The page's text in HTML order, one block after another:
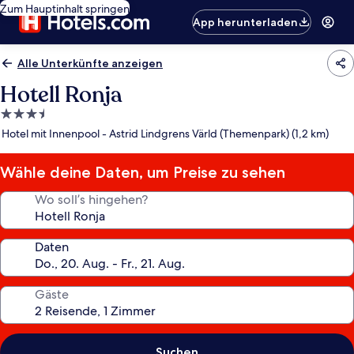
Zum Hauptinhalt springen
App herunterladen
Alle Unterkünfte anzeigen
Hotell Ronja
3.5-
Sterne-
Hotel mit Innenpool - Astrid Lindgrens Värld (Themenpark) (1,2 km)
Wähle deine Daten, um Preise zu sehen
Wo soll’s hingehen?
Daten
Gäste